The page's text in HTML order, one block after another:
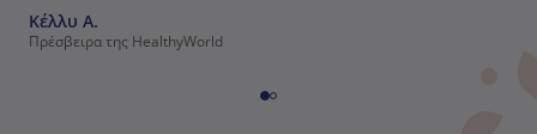
Κέλλυ Α.
Πρέσβειρα της HealthyWorld